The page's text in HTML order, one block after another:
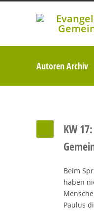
Autoren Archiv
KW
Beim
haben
Paulus